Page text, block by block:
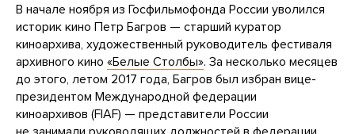
В начале ноября из Госфильмофонда России уволился
историк кино Петр Багров — старший куратор
киноархива, художественный руководитель фестиваля
архивного кино «Белые Столбы». За несколько месяцев
до этого, летом 2017 года, Багров был избран вице-
президентом Международной федерации
киноархивов (FIAF) — представители России